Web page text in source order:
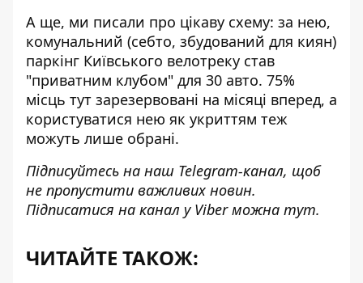
А ще, ми писали про цікаву схему: за нею,
комунальний (себто, збудований для киян)
паркінг Київського велотреку став
"приватним клубом" для 30 авто. 75%
місць тут зарезервовані на місяці вперед, а
користуватися нею як укриттям теж
можуть лише обрані.
Підписуйтесь на наш Telegram-канал, щоб
не пропустити важливих новин.
Підписатися на канал у Viber можна тут.
ЧИТАЙТЕ ТАКОЖ: